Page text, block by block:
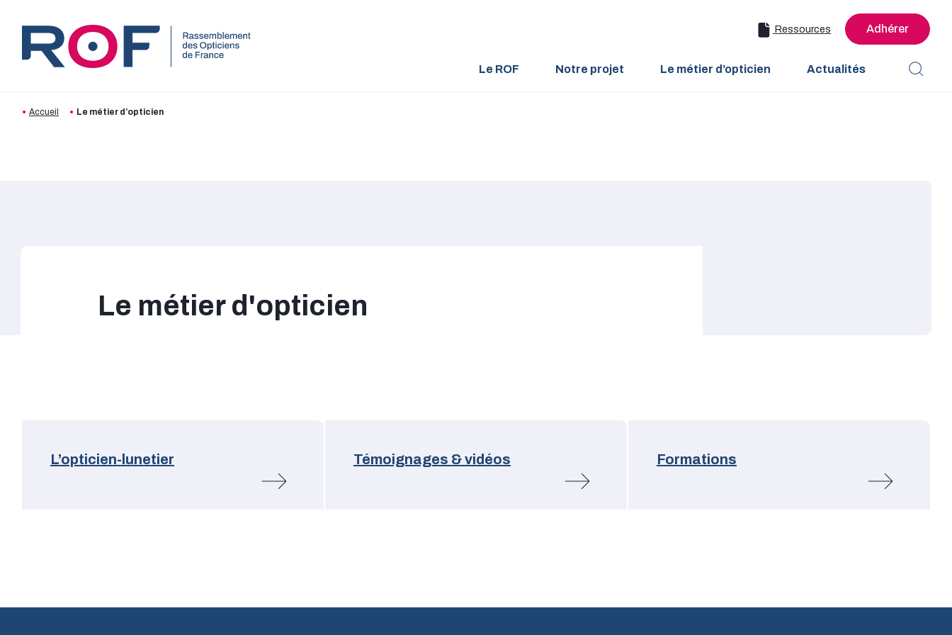
Ressources Adhérer
Le ROF Notre projet Le métier d’opticien Actualités
Accueil Le métier d’opticien
Le métier d'opticien
L’opticien-lunetier Témoignages & vidéos Formations